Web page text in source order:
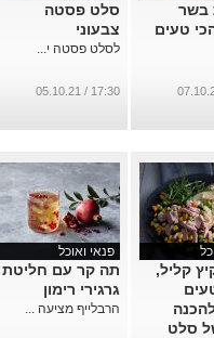
בשר
טעים
סלט פסטה
צבעוני
לסלט פסטה י...
17:30 / 05.10.21
קליל,
סלט
פנאי ואוכל
תה קר עם חליטת
גרגירי רימון
הרבלייף מציעה ...